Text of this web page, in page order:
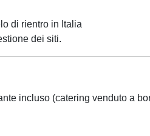
di rientro in Italia
dei siti.
incluso (catering venduto a